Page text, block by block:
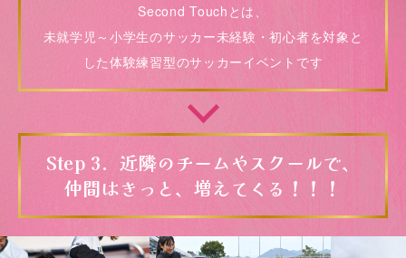
Second Touchとは、
未就学児～小学生のサッカー未経験・初心者を対象と
した体験練習型のサッカーイベントです
Step 3．近隣のチームやスクールで、
仲間はきっと、増えてくる！！！